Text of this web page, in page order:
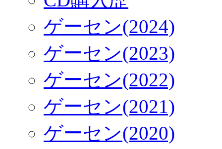
ゲーセン(2024)
ゲーセン(2023)
ゲーセン(2022)
ゲーセン(2021)
ゲーセン(2020)